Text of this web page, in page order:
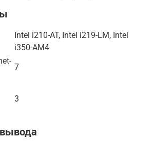
Intel i210-AT, Intel i219-LM, Intel
i350-AM4
7
3